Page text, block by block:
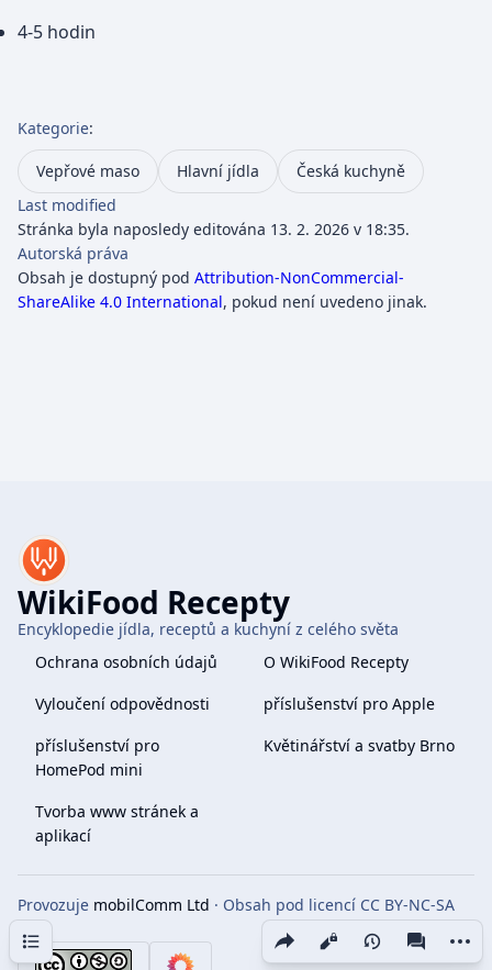
Share this page
Zobrazení
4-5 hodin
Obsah
Kategorie:
Vepřové maso Hlavní jídla
Česká kuchyně
Last modified
Stránka byla naposledy editována 13. 2. 2026 v 18:35.
Autorská práva
Obsah je dostupný pod Attribution-NonCommercial-
ShareAlike 4.0 International, pokud není uvedeno jinak.
WikiFood Recepty
Encyklopedie jídla, receptů a kuchyní z celého světa
Ochrana osobních údajů
O WikiFood Recepty
Vyloučení odpovědnosti
příslušenství pro Apple
příslušenství pro
HomePod mini
Květinářství a svatby Brno
Tvorba www stránek a
aplikací
Provozuje mobilComm Ltd · Obsah pod licencí CC BY-NC-SA
4.0